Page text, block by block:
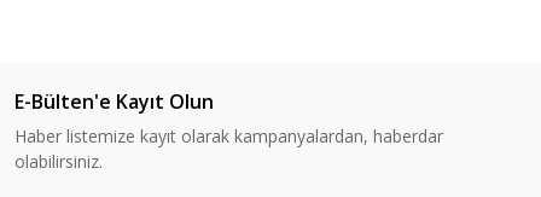
E-Bülten'e Kayıt Olun
Haber listemize kayıt olarak kampanyalardan, haberdar
olabilirsiniz.